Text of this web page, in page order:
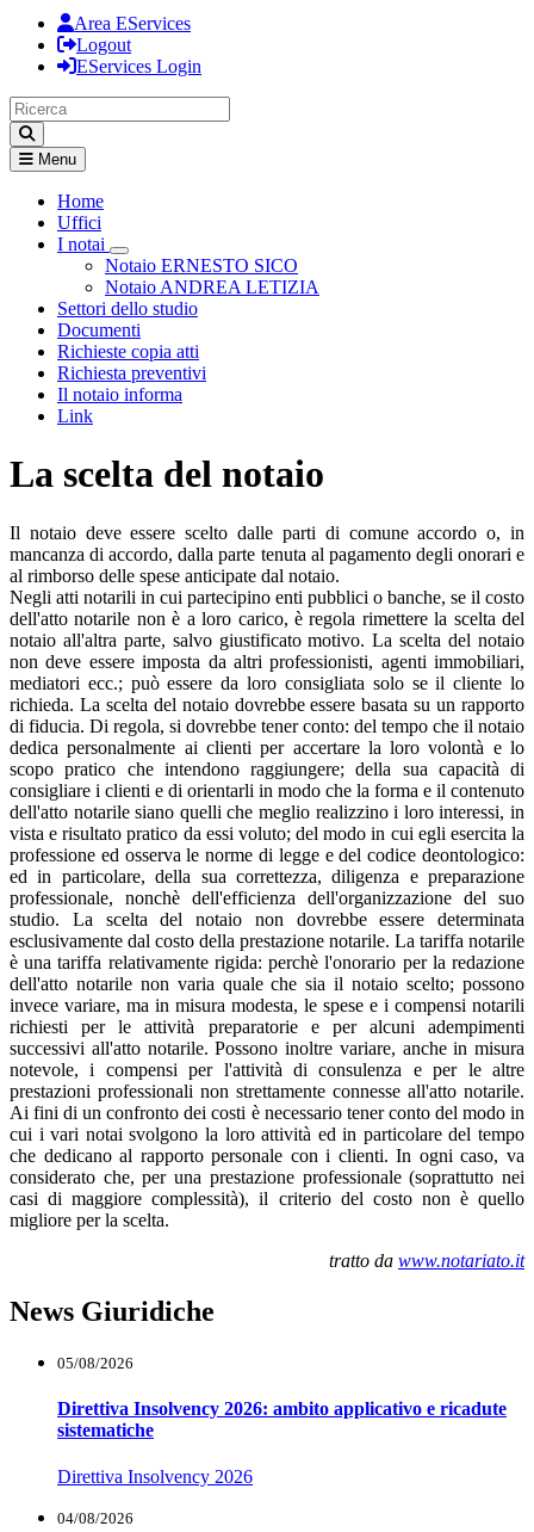
Area EServices
Logout
EServices Login
Menu
Home
Uffici
I notai
Visualizza menù di secondo livello
Notaio ERNESTO SICO
Notaio ANDREA LETIZIA
Settori dello studio
Documenti
Richieste copia atti
Richiesta preventivi
Il notaio informa
Link
La scelta del notaio
Il notaio deve essere scelto dalle parti di comune accordo o, in
mancanza di accordo, dalla parte tenuta al pagamento degli onorari e
al rimborso delle spese anticipate dal notaio.
Negli atti notarili in cui partecipino enti pubblici o banche, se il costo
dell'atto notarile non è a loro carico, è regola rimettere la scelta del
notaio all'altra parte, salvo giustificato motivo. La scelta del notaio
non deve essere imposta da altri professionisti, agenti immobiliari,
mediatori ecc.; può essere da loro consigliata solo se il cliente lo
richieda. La scelta del notaio dovrebbe essere basata su un rapporto
di fiducia. Di regola, si dovrebbe tener conto: del tempo che il notaio
dedica personalmente ai clienti per accertare la loro volontà e lo
scopo pratico che intendono raggiungere; della sua capacità di
consigliare i clienti e di orientarli in modo che la forma e il contenuto
dell'atto notarile siano quelli che meglio realizzino i loro interessi, in
vista e risultato pratico da essi voluto; del modo in cui egli esercita la
professione ed osserva le norme di legge e del codice deontologico:
ed in particolare, della sua correttezza, diligenza e preparazione
professionale, nonchè dell'efficienza dell'organizzazione del suo
studio. La scelta del notaio non dovrebbe essere determinata
esclusivamente dal costo della prestazione notarile. La tariffa notarile
è una tariffa relativamente rigida: perchè l'onorario per la redazione
dell'atto notarile non varia quale che sia il notaio scelto; possono
invece variare, ma in misura modesta, le spese e i compensi notarili
richiesti per le attività preparatorie e per alcuni adempimenti
successivi all'atto notarile. Possono inoltre variare, anche in misura
notevole, i compensi per l'attività di consulenza e per le altre
prestazioni professionali non strettamente connesse all'atto notarile.
Ai fini di un confronto dei costi è necessario tener conto del modo in
cui i vari notai svolgono la loro attività ed in particolare del tempo
che dedicano al rapporto personale con i clienti. In ogni caso, va
considerato che, per una prestazione professionale (soprattutto nei
casi di maggiore complessità), il criterio del costo non è quello
migliore per la scelta.
tratto da www.notariato.it
News Giuridiche
05/08/2026
Direttiva Insolvency 2026: ambito applicativo e ricadute
sistematiche
Direttiva Insolvency 2026
04/08/2026